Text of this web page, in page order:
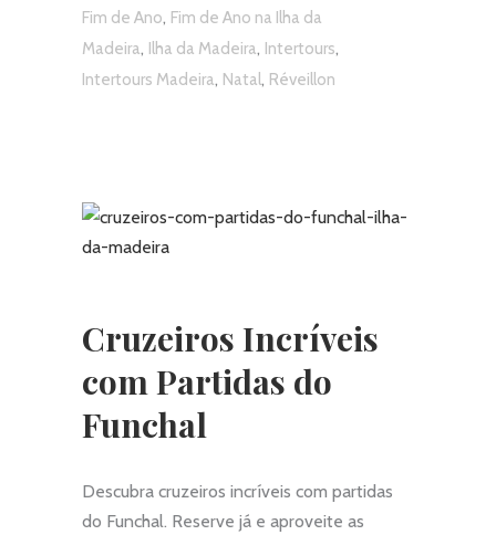
Fim de Ano, Fim de Ano na Ilha da
Madeira, Ilha da Madeira, Intertours,
Intertours Madeira, Natal , Réveillon
Cruzeiros Incríveis
com Partidas do
Funchal
Descubra cruzeiros incríveis com partidas
do Funchal. Reserve já e aproveite as